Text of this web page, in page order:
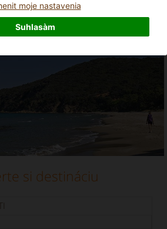
moje nastavenia
Suhlasàm
v lokalite Maremma
si destináciu